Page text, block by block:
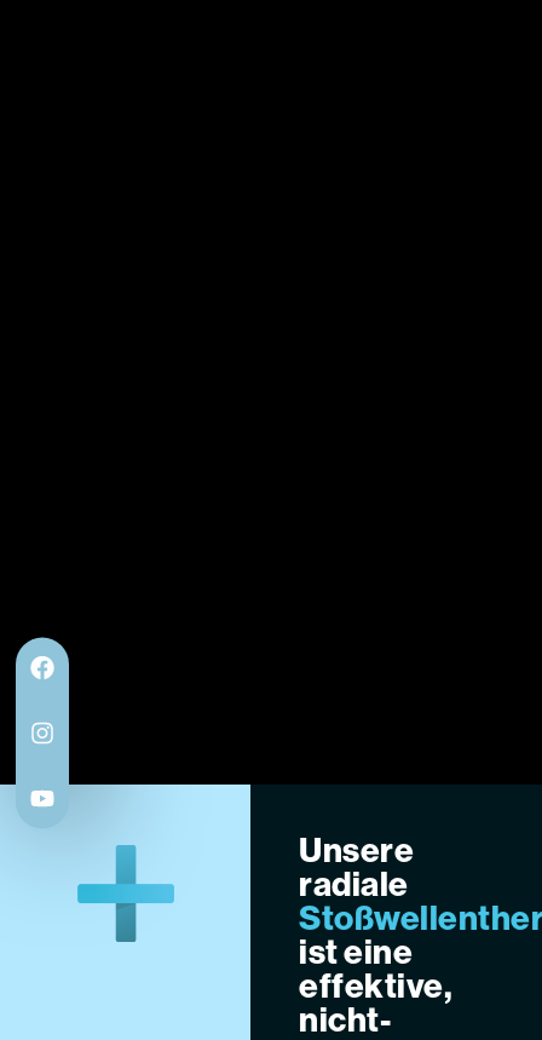
Unsere
radiale
ist eine
effektive,
nicht-